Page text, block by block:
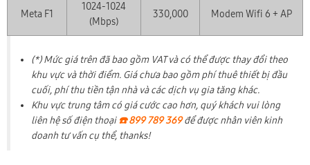
Meta F1
1024-1024
(Mbps)
330,000 Modem Wifi 6 + AP
(*) Mức giá trên đã bao gồm VAT và có thể được thay đổi theo
khu vực và thời điểm. Giá chưa bao gồm phí thuê thiết bị đầu
cuối, phí thu tiền tận nhà và các dịch vụ gia tăng khác.
Khu vực trung tâm có giá cước cao hơn, quý khách vui lòng
liên hệ số điện thoại☎️ 899 789 369để được nhân viên kinh
doanh tư vấn cụ thể, thanks!